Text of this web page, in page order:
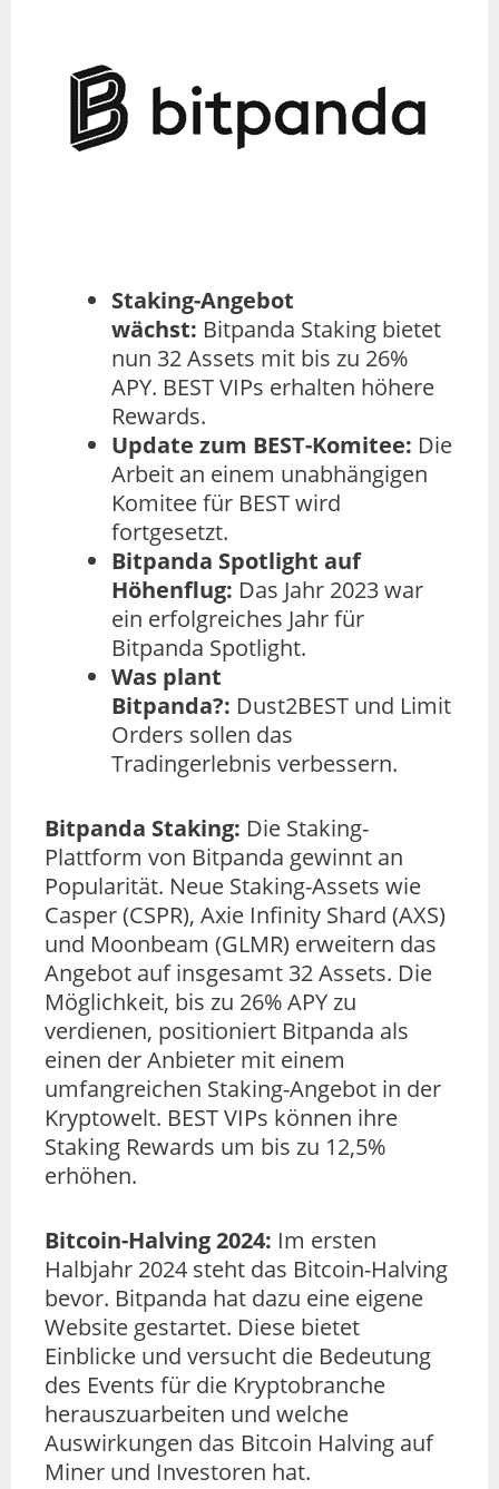
Staking-Angebot
wächst: Bitpanda Staking bietet
nun 32 Assets mit bis zu 26%
APY. BEST VIPs erhalten höhere
Rewards.
Update zum BEST-Komitee: Die
Arbeit an einem unabhängigen
Komitee für BEST wird
fortgesetzt.
Bitpanda Spotlight auf
Höhenflug: Das Jahr 2023 war
ein erfolgreiches Jahr für
Bitpanda Spotlight.
Was plant
Bitpanda?: Dust2BEST und Limit
Orders sollen das
Tradingerlebnis verbessern.
Bitpanda Staking: Die Staking-
Plattform von Bitpanda gewinnt an
Popularität. Neue Staking-Assets wie
Casper (CSPR), Axie Infinity Shard (AXS)
und Moonbeam (GLMR) erweitern das
Angebot auf insgesamt 32 Assets. Die
Möglichkeit, bis zu 26% APY zu
verdienen, positioniert Bitpanda als
einen der Anbieter mit einem
umfangreichen Staking-Angebot in der
Kryptowelt. BEST VIPs können ihre
Staking Rewards um bis zu 12,5%
erhöhen.
Bitcoin-Halving 2024: Im ersten
Halbjahr 2024 steht das Bitcoin-Halving
bevor. Bitpanda hat dazu eine eigene
Website gestartet. Diese bietet
Einblicke und versucht die Bedeutung
des Events für die Kryptobranche
herauszuarbeiten und welche
Auswirkungen das Bitcoin Halving auf
Miner und Investoren hat.